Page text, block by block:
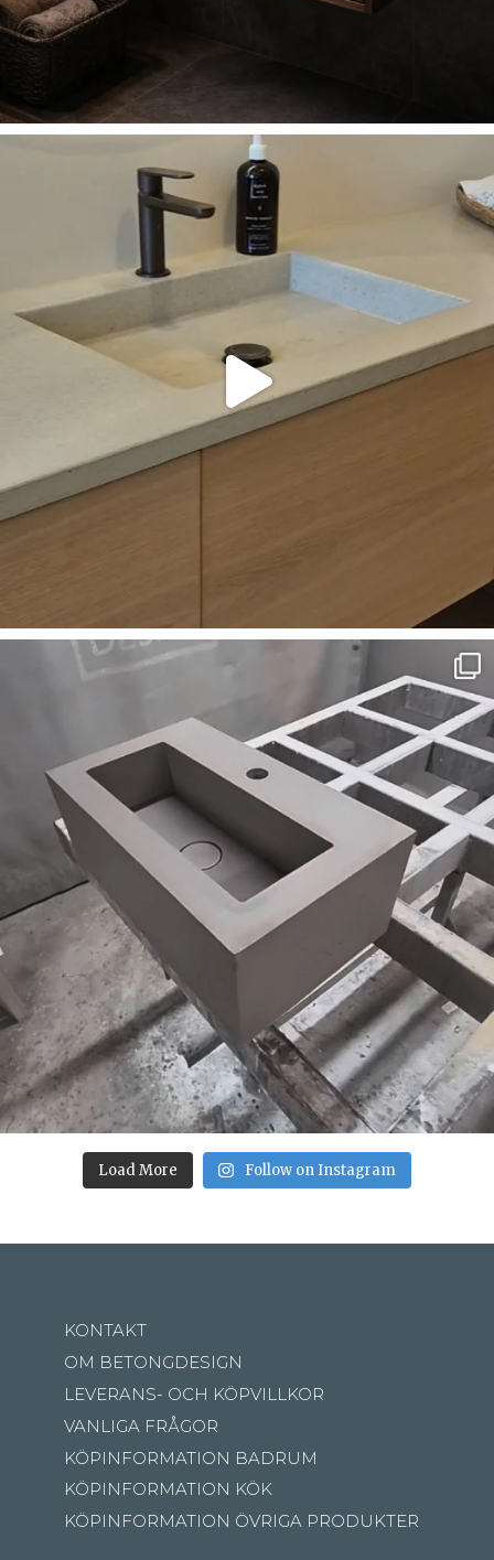
Load More Follow on Instagram
KONTAKT
OM BETONGDESIGN
LEVERANS- OCH KÖPVILLKOR
VANLIGA FRÅGOR
KÖPINFORMATION BADRUM
KÖPINFORMATION KÖK
KÖPINFORMATION ÖVRIGA PRODUKTER